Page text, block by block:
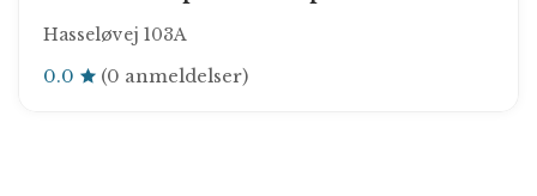
Hasseløvej 103A
0.0 (0 anmeldelser)